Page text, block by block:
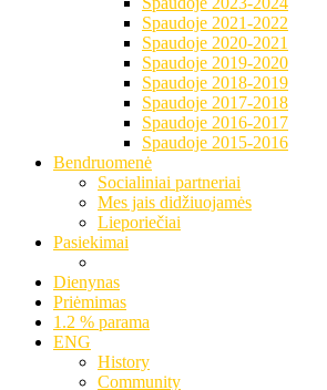
Spaudoje 2021-2022
Spaudoje 2020-2021
Spaudoje 2019-2020
Spaudoje 2018-2019
Spaudoje 2017-2018
Spaudoje 2016-2017
Spaudoje 2015-2016
Bendruomenė
Socialiniai partneriai
Mes jais didžiuojamės
Lieporiečiai
Pasiekimai
Dienynas
Priėmimas
1.2 % parama
ENG
History
Community